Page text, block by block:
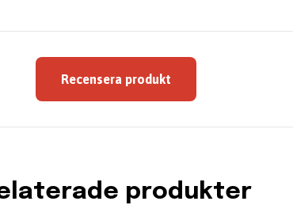
Recensera produkt
produkter